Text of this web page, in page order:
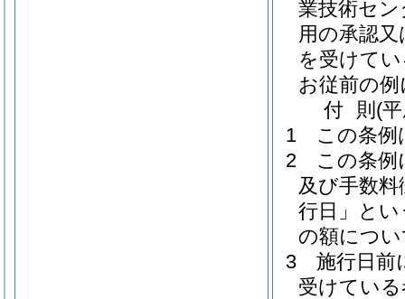
業技術セ
用の承認
を受けて
お従前の
付 則 (
1
この条例
2
この条例
及び手数
行日」とい
の額につ
3
施行日前
受けてい